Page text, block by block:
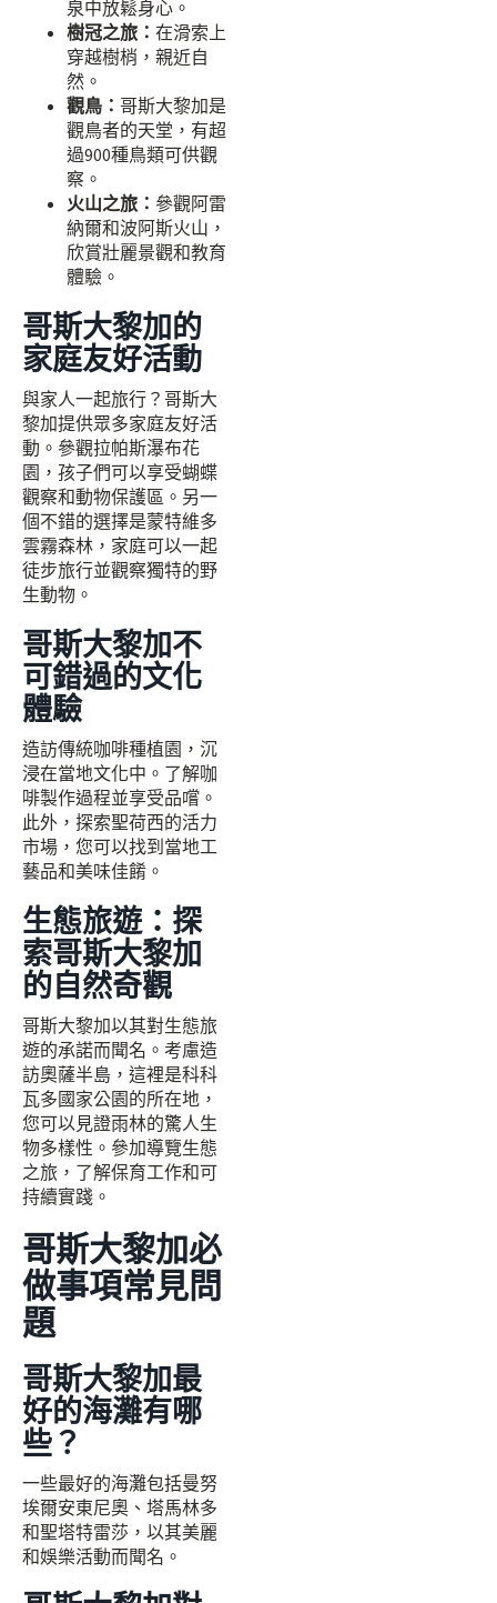
泉中放鬆身心。
樹冠之旅： 在滑索上
穿越樹梢，親近自
然。
觀鳥： 哥斯大黎加是
觀鳥者的天堂，有超
過900種鳥類可供觀
察。
火山之旅： 參觀阿雷
納爾和波阿斯火山，
欣賞壯麗景觀和教育
體驗。
哥斯大黎加的
家庭友好活動
與家人一起旅行？哥斯大
黎加提供眾多家庭友好活
動。參觀拉帕斯瀑布花
園，孩子們可以享受蝴蝶
觀察和動物保護區。另一
個不錯的選擇是蒙特維多
雲霧森林，家庭可以一起
徒步旅行並觀察獨特的野
生動物。
哥斯大黎加不
可錯過的文化
體驗
造訪傳統咖啡種植園，沉
浸在當地文化中。了解咖
啡製作過程並享受品嚐。
此外，探索聖荷西的活力
市場，您可以找到當地工
藝品和美味佳餚。
生態旅遊：探
索哥斯大黎加
的自然奇觀
哥斯大黎加以其對生態旅
遊的承諾而聞名。考慮造
訪奧薩半島，這裡是科科
瓦多國家公園的所在地，
您可以見證雨林的驚人生
物多樣性。參加導覽生態
之旅，了解保育工作和可
持續實踐。
哥斯大黎加必
做事項常見問
題
哥斯大黎加最
好的海灘有哪
些？
一些最好的海灘包括曼努
埃爾安東尼奧、塔馬林多
和聖塔特雷莎，以其美麗
和娛樂活動而聞名。